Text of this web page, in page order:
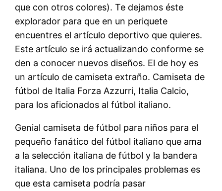
que con otros colores). Te dejamos éste
explorador para que en un periquete
encuentres el artículo deportivo que quieres.
Este artículo se irá actualizando conforme se
den a conocer nuevos diseños. El de hoy es
un artículo de camiseta extraño. Camiseta de
fútbol de Italia Forza Azzurri, Italia Calcio,
para los aficionados al fútbol italiano.
Genial camiseta de fútbol para niños para el
pequeño fanático del fútbol italiano que ama
a la selección italiana de fútbol y la bandera
italiana. Uno de los principales problemas es
que esta camiseta podría pasar